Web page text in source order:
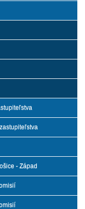
- Západ